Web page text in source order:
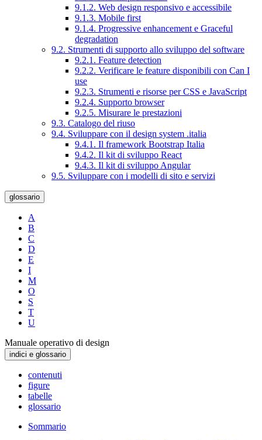
9.1.2. Web design responsivo e accessibile
9.1.3. Mobile first
9.1.4. Progressive enhancement e Graceful
degradation
9.2. Strumenti di supporto allo sviluppo del software
9.2.1. Feature detection
9.2.2. Verificare le feature disponibili con Can I
use
9.2.3. Strumenti e risorse per CSS e JavaScript
9.2.4. Supporto browser
9.2.5. Misurare le prestazioni
9.3. Catalogo del riuso
9.4. Sviluppare con il design system .italia
9.4.1. Il framework Bootstrap Italia
9.4.2. Il kit di sviluppo React
9.4.3. Il kit di sviluppo Angular
9.5. Sviluppare con i modelli di sito e servizi
glossario
A
B
C
D
E
I
M
O
S
T
U
Manuale operativo di design
indici e glossario
contenuti
figure
tabelle
glossario
Sommario